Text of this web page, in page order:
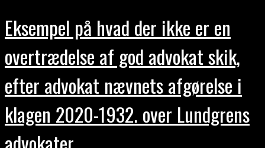
Eksempel på hvad der ikke er en
overtrædelse af god advokat skik,
efter advokat nævnets afgørelse i
klagen 2020-1932. over Lundgrens